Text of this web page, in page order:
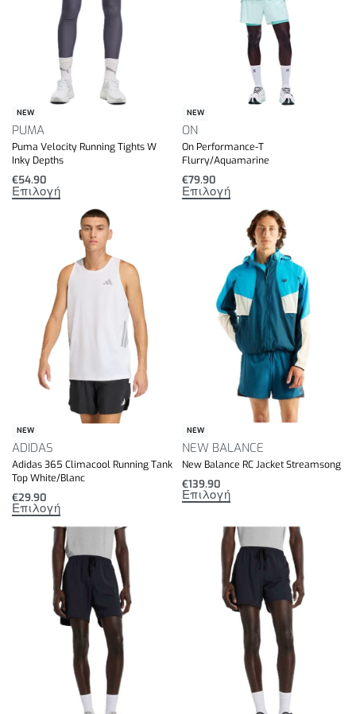
NEW
PUMA
Puma Velocity Running Tights W
Inky Depths
€54.90
Επιλογή
NEW
ON
On Performance-T
Flurry/Aquamarine
€79.90
Επιλογή
NEW
ADIDAS
Adidas 365 Climacool Running Tank
Top White/Blanc
€29.90
Επιλογή
NEW
NEW BALANCE
New Balance RC Jacket Streamsong
€139.90
Επιλογή